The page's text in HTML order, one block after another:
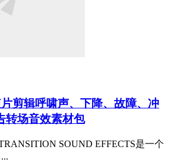
片剪辑呼啸声、下降、故障、冲
转场音效素材包
SOUND EFFECTS是一个